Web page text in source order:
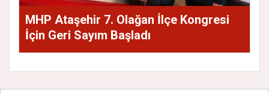
MHP Ataşehir 7. Olağan İlçe Kongresi
İçin Geri Sayım Başladı